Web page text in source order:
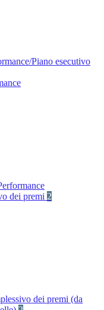
Piano esecutivo
dei premi 2
dei premi (da